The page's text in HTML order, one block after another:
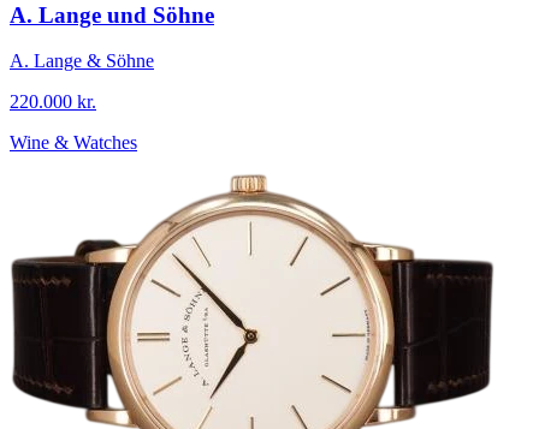
A. Lange und Söhne
A. Lange & Söhne
220.000 kr.
Wine & Watches